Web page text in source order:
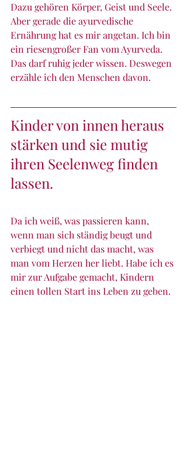
Dazu gehören Körper, Geist und Seele.
Aber gerade die ayurvedische
Ernährung hat es mir angetan. Ich bin
ein riesengroßer Fan vom Ayurveda.
Das darf ruhig jeder wissen. Deswegen
erzähle ich den Menschen davon.
Kinder von innen heraus
stärken und sie mutig
ihren Seelenweg finden
lassen.
Da ich weiß, was passieren kann,
wenn man sich ständig beugt und
verbiegt und nicht das macht, was
man vom Herzen her liebt. Habe ich es
mir zur Aufgabe gemacht, Kindern
einen tollen Start ins Leben zu geben.